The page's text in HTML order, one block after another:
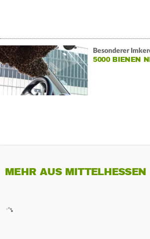
Besonderer
5000 BIENEN
MEHR AUS MITTELHESSEN